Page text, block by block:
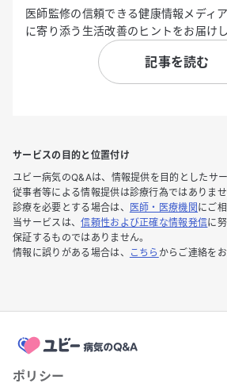
医師監修の信頼できる健康情報メディ
に寄り添う生活改善のヒントをお届けし
記事を読む
サービスの目的と位置付け
ユビー病気のQ&Aは、情報提供を目的としたサ
従事者等による情報提供は診療行為ではありませ
診療を必要とする場合は、
医師・医療機関 にご
当サービスは、信頼性および正確な情報発信に
保証するものではありません。
情報に誤りがある場合は、
こちら からご連絡を
ポリシー